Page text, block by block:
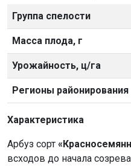
Группа спелости
Масса плода, г
Урожайность, ц/га
Регионы районирования
Характеристика
Арбуз сорт
всходов до начала